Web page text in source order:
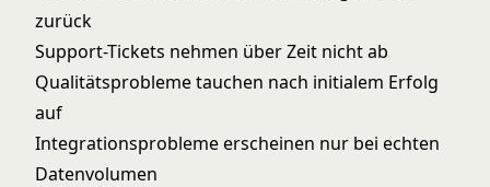
zurück
Support-Tickets nehmen über Zeit nicht ab
Qualitätsprobleme tauchen nach initialem Erfolg
auf
Integrationsprobleme erscheinen nur bei echten
Datenvolumen